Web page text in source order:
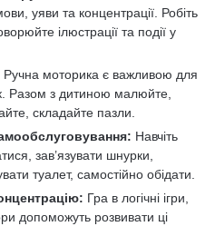
уяви та концентрації. Робіть
ілюстрації та події у
Ручна моторика є важливою для
Разом з дитиною малюйте,
складайте пазли.
Навчіть
зав’язувати шнурки,
туалет, самостійно обідати.
Гра в логічні ігри,
допоможуть розвивати ці